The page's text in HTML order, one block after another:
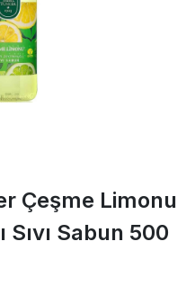
Çeşme Limonu
Sabun 500